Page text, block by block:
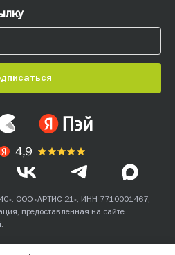
ООО «АРТИС 21», ИНН 7710001467,
предоставленная на сайте